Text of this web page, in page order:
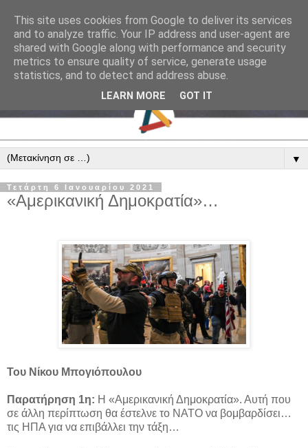
▼
Τετάρτη 6 Ιανουαρίου 2021
«Αμερικανική Δημοκρατία»…
Του Νίκου Μπογιόπουλου
Παρατήρηση 1η: Η «Αμερικανική Δημοκρατία». Αυτή που
σε άλλη περίπτωση θα έστελνε το ΝΑΤΟ να βομβαρδίσει…
τις ΗΠΑ για να επιβάλλει την τάξη…
This site uses cookies from Google to deliver its services
and to analyze traffic. Your IP address and user-agent are
shared with Google along with performance and security
metrics to ensure quality of service, generate usage
statistics, and to detect and address abuse.
LEARN MORE GOT IT